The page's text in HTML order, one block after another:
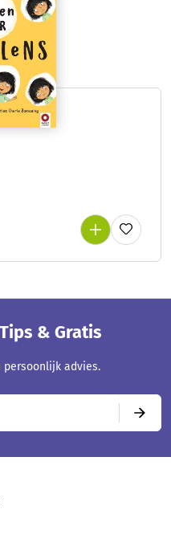
& Gratis
persoonlijk advies.